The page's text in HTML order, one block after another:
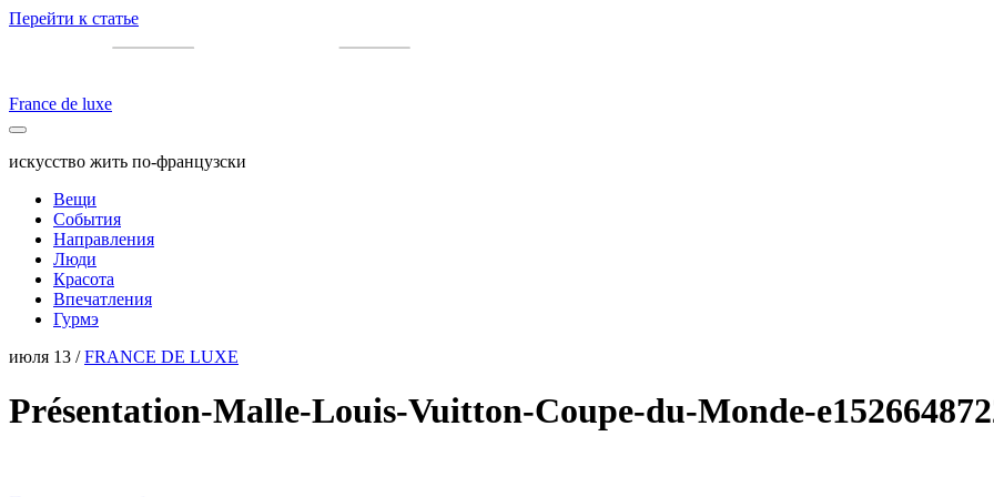
Перейти к статье
France de luxe
искусство жить по-французски
Вещи
События
Направления
Люди
Красота
Впечатления
Гурмэ
июля 13 /FRANCE DE LUXE
Présentation-Malle-Louis-Vuitton-Coupe-du-Monde-